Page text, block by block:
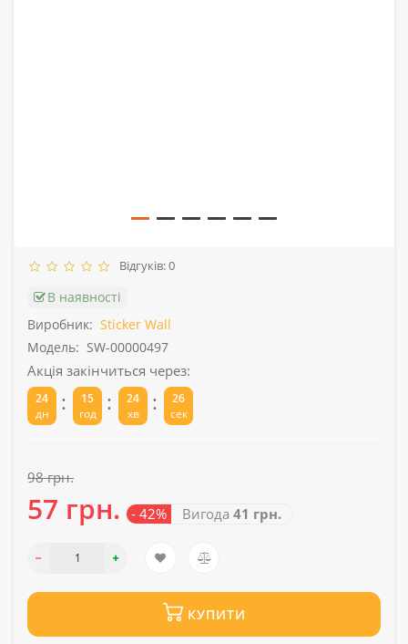
Відгуків: 0
В наявності
Виробник: Sticker Wall
Модель: SW-00000497
Акція закінчиться через:
24
дн
:
15
год
:
24
хв
:
26
сек
98 грн.
57 грн. - 42% Вигода 41 грн.
КУПИТИ